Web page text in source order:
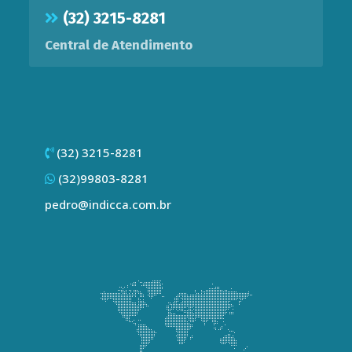
(32) 3215-8281
Central de Atendimento
(32) 3215-8281
(32)99803-8281
pedro@indicca.com.br